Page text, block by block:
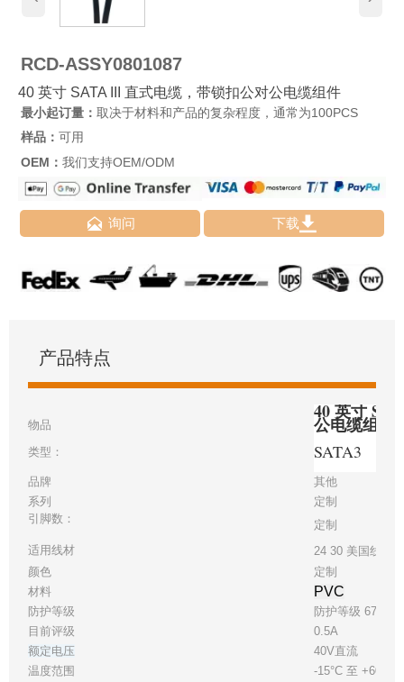
RCD-ASSY0801087
40 英寸 SATA III 直式电缆，带锁扣公对公电缆组件
最小起订量： 取决于材料和产品的复杂程度，通常为100PCS
样品： 可用
OEM： 我们支持OEM/ODM
 询问 下载
产品特点
物品
40 英寸
公电缆组件
类型： SATA3
品牌
其他
系列
定制
引脚数：
定制
适用线材
24 30 美国线规
颜色
定制
材料
PVC
防护等级
防护等级 67
目前评级
0.5A
额定电压
40V直流
温度范围
-15°C 至 +60°C